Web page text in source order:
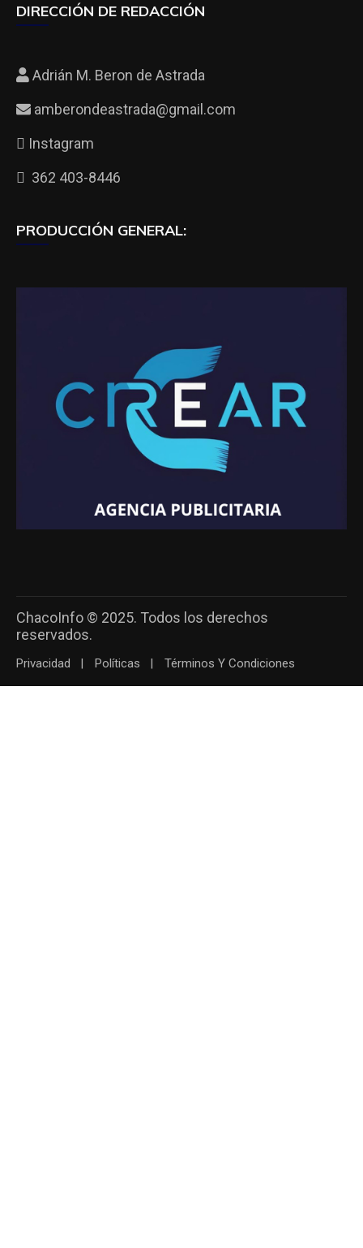
DIRECCIÓN DE REDACCIÓN
Adrián M. Beron de Astrada
amberondeastrada@gmail.com
Instagram
362 403-8446
PRODUCCIÓN GENERAL:
ChacoInfo © 2025. Todos los derechos
reservados.
Privacidad Políticas Términos Y Condiciones